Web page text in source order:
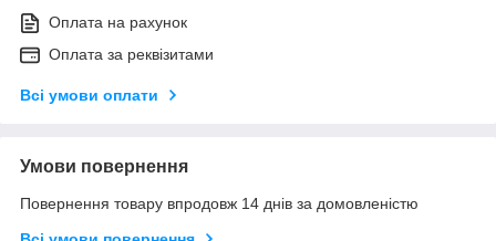
Оплата на рахунок
Оплата за реквізитами
Всі умови оплати
Умови повернення
Повернення товару впродовж 14 днів за домовленістю